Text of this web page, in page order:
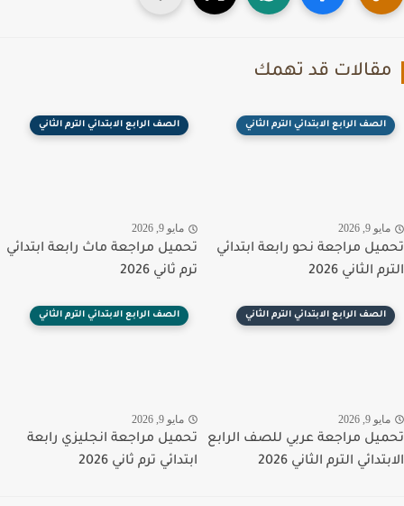
قد تهمك
الصف الرابع الابتدائي الترم الثاني
9, 2026
مراجعة نحو رابعة ابتدائي
الثاني 2026
الصف الرابع الابتدائي الترم الثاني
مايو 9, 2026
تحميل مراجعة ماث رابعة ابتدائي
ترم ثاني 2026
الصف الرابع الابتدائي الترم الثاني
9, 2026
مراجعة عربي للصف الرابع
الترم الثاني 2026
الصف الرابع الابتدائي الترم الثاني
مايو 9, 2026
تحميل مراجعة انجليزي رابعة
ابتدائي ترم ثاني 2026